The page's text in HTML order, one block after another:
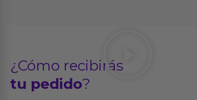
¿Cómo recibirás
tu pedido?